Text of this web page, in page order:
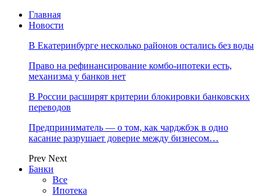
Главная
Новости
В Екатеринбурге несколько районов остались без воды
Право на рефинансирование комбо-ипотеки есть,
механизма у банков нет
В России расширят критерии блокировки банковских
переводов
Предприниматель — о том, как чарджбэк в одно
касание разрушает доверие между бизнесом…
Prev Next
Банки
Все
Ипотека